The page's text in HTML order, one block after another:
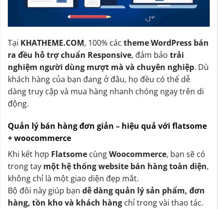
Tại KHATHEME.COM, 100% các theme WordPress bán
ra đều hỗ trợ chuẩn Responsive, đảm bảo trải
nghiệm người dùng mượt mà và chuyên nghiệp. Dù
khách hàng của bạn đang ở đâu, họ đều có thể dễ
dàng truy cập và mua hàng nhanh chóng ngay trên di
động.
Quản lý bán hàng đơn giản – hiệu quả với flatsome
+ woocommerce
Khi kết hợp Flatsome cùngWoocommerce, bạn sẽ có
trong tay một hệ thống website bán hàng toàn diện,
không chỉ là một giao diện đẹp mắt.
Bộ đôi này giúp bạn dễ dàng quản lý sản phẩm, đơn
hàng, tồn kho và khách hàng chỉ trong vài thao tác.